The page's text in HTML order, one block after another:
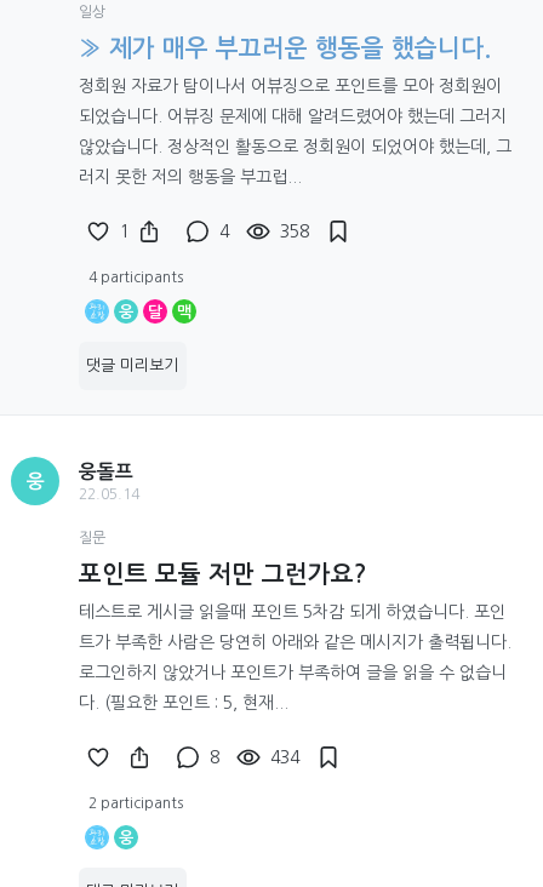
일상
» 제가 매우 부끄러운 행동을 했습니다.
정회원 자료가 탐이나서 어뷰징으로 포인트를 모아 정회원이
되었습니다. 어뷰징 문제에 대해 알려드렸어야 했는데 그러지
않았습니다. 정상적인 활동으로 정회원이 되었어야 했는데, 그
러지 못한 저의 행동을 부끄럽...
1 4 358
4 participants
웅 달 맥
댓글 미리보기
웅
웅돌프
22.05.14
질문
포인트 모듈 저만 그런가요?
테스트로 게시글 읽을때 포인트 5차감 되게 하였습니다. 포인
트가 부족한 사람은 당연히 아래와 같은 메시지가 출력됩니다.
로그인하지 않았거나 포인트가 부족하여 글을 읽을 수 없습니
다. (필요한 포인트 : 5, 현재...
8 434
2 participants
웅